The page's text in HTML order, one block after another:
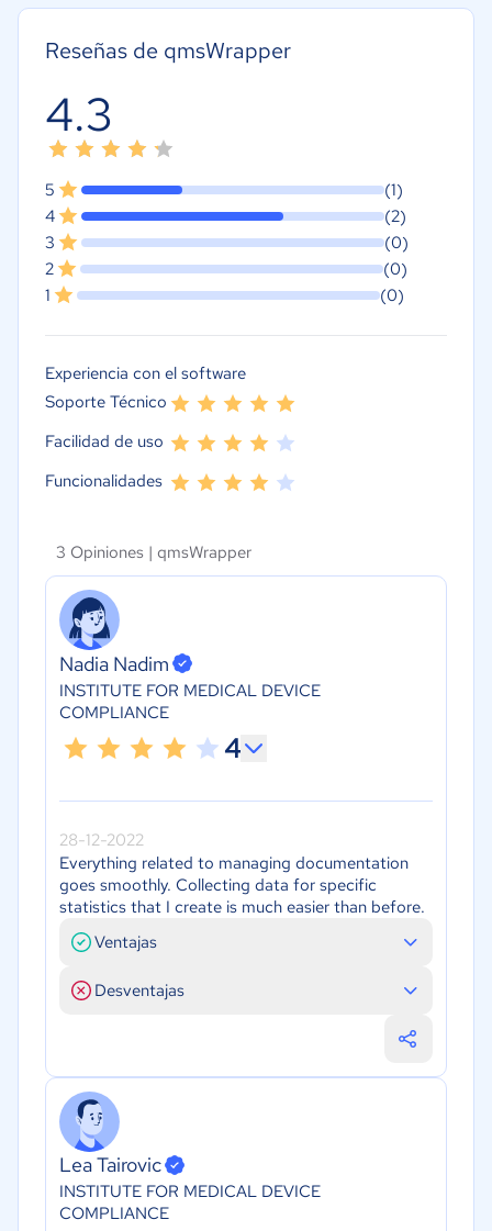
Reseñas de qmsWrapper
4.3
5
(1)
4
(2)
3
(0)
2
(0)
1
(0)
Experiencia con el software
Soporte Técnico
Facilidad de uso
Funcionalidades
3 Opiniones | qmsWrapper
Nadia Nadim
INSTITUTE FOR MEDICAL DEVICE
COMPLIANCE
4
28-12-2022
Everything related to managing documentation
goes smoothly. Collecting data for specific
statistics that I create is much easier than before.
Ventajas
Desventajas
Lea Tairovic
INSTITUTE FOR MEDICAL DEVICE
COMPLIANCE